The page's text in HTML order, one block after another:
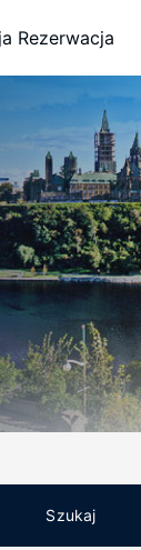
Rezerwacja
Szukaj